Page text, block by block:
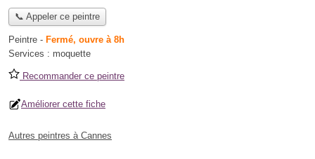
📞 Appeler ce peintre
Peintre - Fermé, ouvre à 8h
Services : moquette
Recommander ce peintre
Améliorer cette fiche
Autres peintres à Cannes